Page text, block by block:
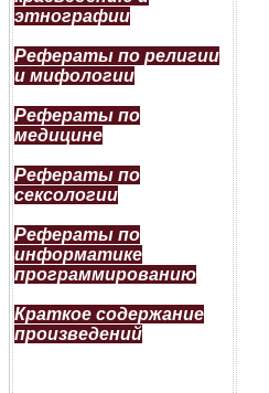
этнографии
Рефераты по религии
и мифологии
Рефераты по
медицине
Рефераты по
сексологии
Рефераты по
информатике
программированию
Краткое содержание
произведений